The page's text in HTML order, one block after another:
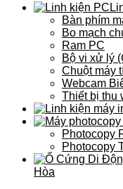
Bàn phím
Bo mạch
Ram PC
Bộ vi xử lý
Chuột máy
Webcam
Thiết bị thu
Photocopy
Photocopy
Hòa